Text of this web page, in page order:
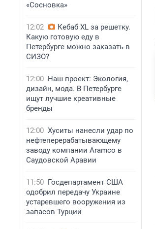
«Сосновка»
12:02
Кебаб XL за решетку.
Какую готовую еду в
Петербурге можно заказать в
СИЗО?
12:00 Наш проект: Экология,
дизайн, мода. В Петербурге
ищут лучшие креативные
бренды
12:00 Хуситы нанесли удар по
нефтеперерабатывающему
заводу компании Aramco в
Саудовской Аравии
11:50 Госдепартамент США
одобрил передачу Украине
устаревшего вооружения из
запасов Турции